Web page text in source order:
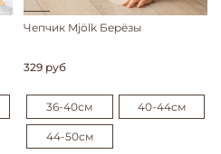
Чепчик Mjölk Берёзы
329 руб
36-40см 40-44см
44-50см